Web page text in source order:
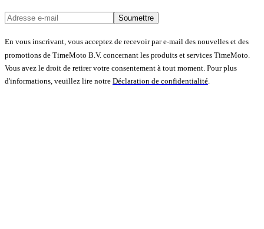
Soumettre
En vous inscrivant, vous acceptez de recevoir par e-mail des nouvelles et des
promotions de TimeMoto B.V. concernant les produits et services TimeMoto.
Vous avez le droit de retirer votre consentement à tout moment. Pour plus
d'informations, veuillez lire notre Déclaration de confidentialité.